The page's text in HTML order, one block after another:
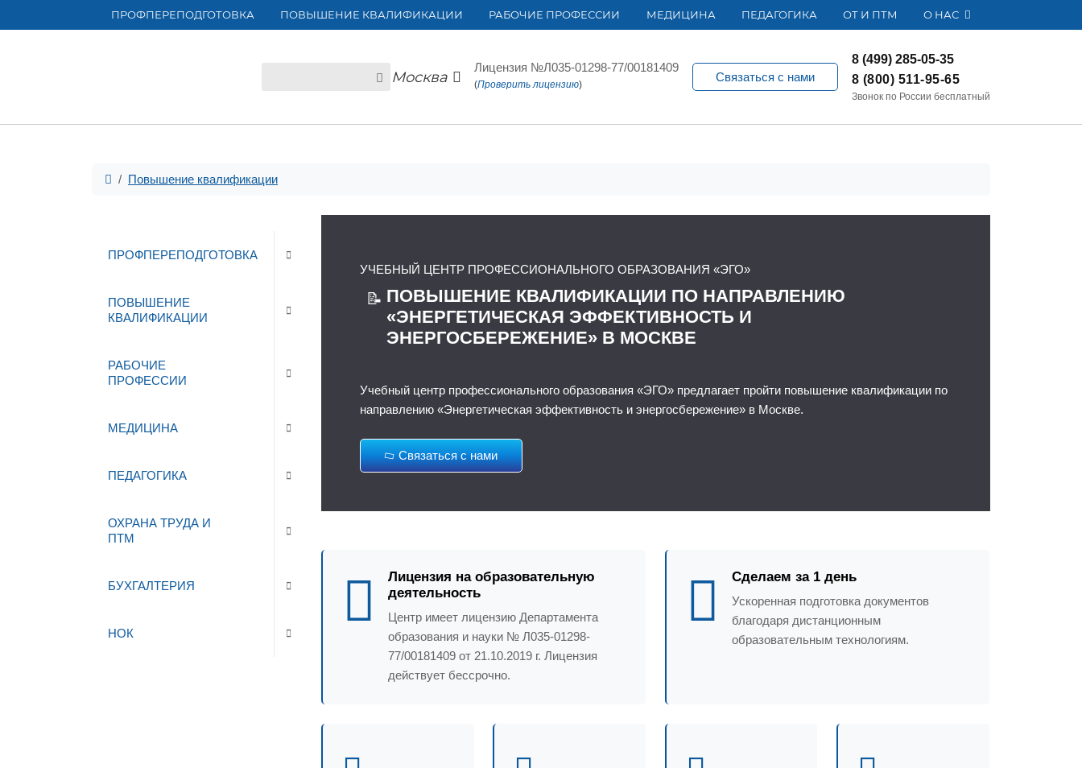
ПРОФПЕРЕПОДГОТОВКА ПОВЫШЕНИЕ КВАЛИФИКАЦИИ РАБОЧИЕ ПРОФЕССИИ МЕДИЦИНА ПЕДАГОГИКА ОТ И ПТМ О НАС
Москва
Лицензия №Л035-01298-77/00181409
(Проверить лицензию)
Связаться с нами
8 (499) 285-05-35
8 (800) 511-95-65
Звонок по России бесплатный
Повышение квалификации
ПРОФПЕРЕПОДГОТОВКА
ПОВЫШЕНИЕ
КВАЛИФИКАЦИИ
РАБОЧИЕ
ПРОФЕССИИ
МЕДИЦИНА
ПЕДАГОГИКА
ОХРАНА ТРУДА И
ПТМ
БУХГАЛТЕРИЯ
НОК
УЧЕБНЫЙ ЦЕНТР ПРОФЕССИОНАЛЬНОГО ОБРАЗОВАНИЯ «ЭГО»
📝 ПОВЫШЕНИЕ КВАЛИФИКАЦИИ ПО НАПРАВЛЕНИЮ
«ЭНЕРГЕТИЧЕСКАЯ ЭФФЕКТИВНОСТЬ И
ЭНЕРГОСБЕРЕЖЕНИЕ» В МОСКВЕ
Учебный центр профессионального образования «ЭГО» предлагает пройти повышение квалификации по
направлению «Энергетическая эффективность и энергосбережение» в Москве.
Связаться с нами
Лицензия на образовательную
деятельность
Центр имеет лицензию Департамента
образования и науки № Л035-01298-
77/00181409 от 21.10.2019 г. Лицензия
действует бессрочно.
Сделаем за 1 день
Ускоренная подготовка документов
благодаря дистанционным
образовательным технологиям.